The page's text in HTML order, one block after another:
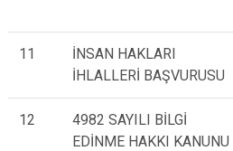
11
İNSAN HAKLARI
İHLALLERİ BAŞVURUSU
12
4982 SAYILI BİLGİ
EDİNME HAKKI KANUNU